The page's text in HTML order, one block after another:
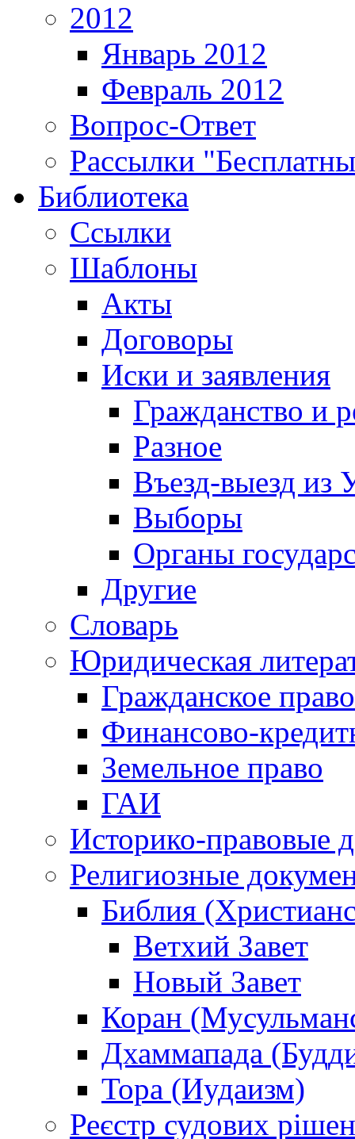
2012
Январь 2012
Февраль 2012
Вопрос-Ответ
Рассылки
Библиотека
Ссылки
Шаблоны
Акты
Договоры
Иски и заявления
Гражданство и
Разное
Въезд-выезд из
Выборы
Органы
Другие
Словарь
Юридическая
Гражданское право
Финансово-
Земельное право
ГАИ
Историко-правовые
Религиозные
Библия
Ветхий Завет
Новый Завет
Коран
Дхаммапада
Тора (Иудаизм)
Реєстр судових